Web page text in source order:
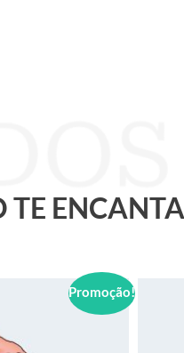
TE
Promoção!